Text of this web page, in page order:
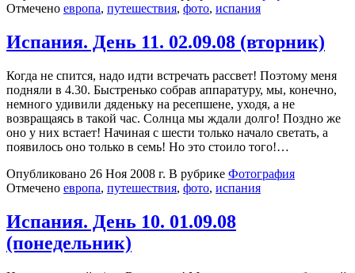
Отмечено европа, путешествия, фото, испания
Испания. День 11. 02.09.08 (вторник)
Когда не спится, надо идти встречать рассвет! Поэтому меня
подняли в 4.30. Быстренько собрав аппаратуру, мы, конечно,
немного удивили дяденьку на ресепшене, уходя, а не
возвращаясь в такой час. Солнца мы ждали долго! Поздно же
оно у них встает! Начиная с шести только начало светать, а
появилось оно только в семь! Но это стоило того!…
Опубликовано 26 Ноя 2008 г. В рубрике Фотография
Отмечено европа, путешествия, фото, испания
Испания. День 10. 01.09.08
(понедельник)